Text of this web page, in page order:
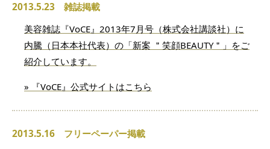
2013.5.23 雑誌掲載
美容雑誌『VoCE』2013年7月号（株式会社講談社）に
内騰（日本本社代表）の「新案 ＂笑顔BEAUTY＂」をご
紹介しています。
» 『VoCE』公式サイトはこちら
2013.5.16 フリーペーパー掲載